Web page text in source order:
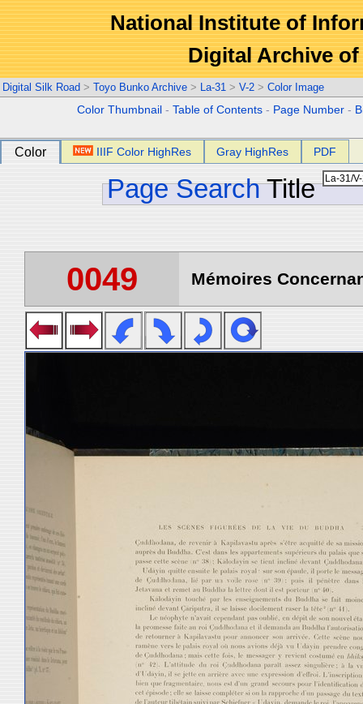
National Institute of
Digital Archive
Digital Silk Road > Toyo Bunko Archive > La-31 > V-2 > Color Image
Color Thumbnail -Table of Contents - Page Number -
Color IIIF Color HighRes Gray HighRes PDF
Page Search Title
0049 Mémoires